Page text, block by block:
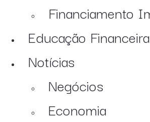
Financiamento
Educação Financeira
Notícias
Negócios
Economia